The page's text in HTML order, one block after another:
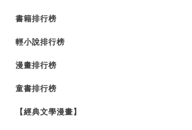
書籍排行榜
輕小說排行榜
漫畫排行榜
童書排行榜
【經典文學漫畫】